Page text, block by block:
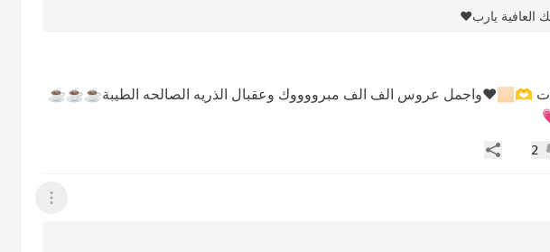
العافية يارب❤️
اخبارك ي جميله الجميلات 🫶🏻❤️واجمل عروس الف الف مبرووووك وعقبال الذريه الصالحه الطيبة☕☕☕
إعجاب
2 مشاركة
عرض القائمة